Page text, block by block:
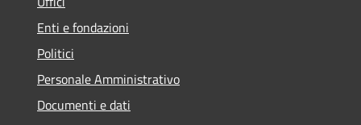
Enti e fondazioni
Politici
Personale Amministrativo
Documenti e dati